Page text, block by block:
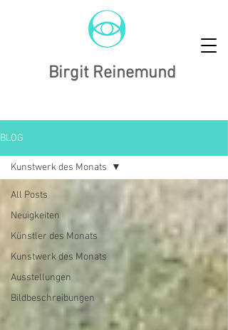
Birgit Reinemund
BLOG
All Posts
Neuigkeiten
Künstler des Monats
Kunstwerk des Monats
Ausstellungen
Bildbeschreibungen
Kunstwerk des Monats